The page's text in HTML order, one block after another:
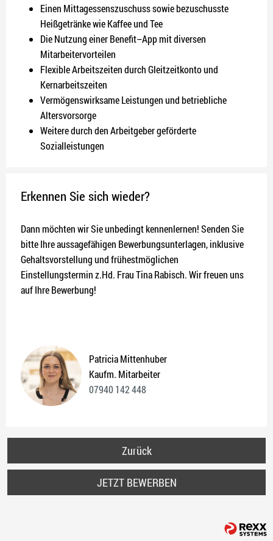
Einen Mittagessenszuschuss sowie bezuschusste
Heißgetränke wie Kaffee und Tee
Die Nutzung einer Benefit–App mit diversen
Mitarbeitervorteilen
Flexible Arbeitszeiten durch Gleitzeitkonto und
Kernarbeitszeiten
Vermögenswirksame Leistungen und betriebliche
Altersvorsorge
Weitere durch den Arbeitgeber geförderte
Sozialleistungen
Erkennen Sie sich wieder?
Dann möchten wir Sie unbedingt kennenlernen! Senden Sie
bitte Ihre aussagefähigen Bewerbungsunterlagen, inklusive
Gehaltsvorstellung und frühestmöglichen
Einstellungstermin z.Hd. Frau Tina Rabisch. Wir freuen uns
auf Ihre Bewerbung!
Patricia Mittenhuber
Kaufm. Mitarbeiter
07940 142 448
Zurück
JETZT BEWERBEN